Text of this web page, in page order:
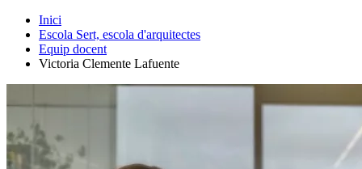
Inici
Escola Sert, escola d'arquitectes
Equip docent
Victoria Clemente Lafuente